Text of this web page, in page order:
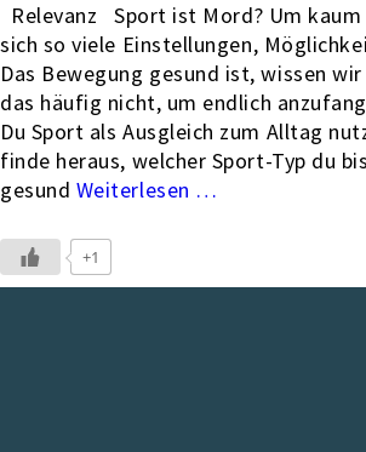
Relevanz Sport ist Mord? Um kaum
sich so viele Einstellungen,
Das Bewegung gesund ist, wissen
das häufig nicht, um endlich
Du Sport als Ausgleich zum Alltag
finde heraus, welcher Sport-Typ du
gesund
…
+1